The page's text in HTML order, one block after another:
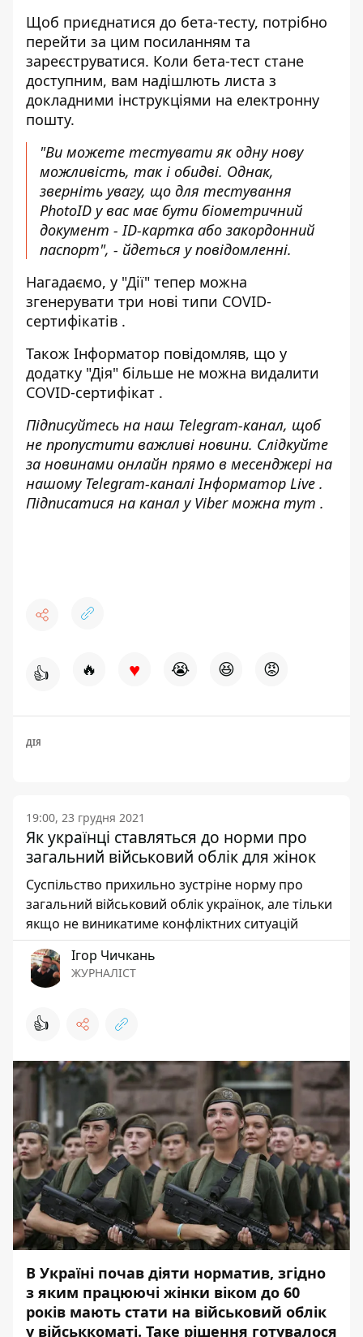
Щоб приєднатися до бета-тесту, потрібно
перейти за цим посиланням та
зареєструватися. Коли бета-тест стане
доступним, вам надішлють листа з
докладними інструкціями на електронну
пошту.
"Ви можете тестувати як одну нову
можливість, так і обидві. Однак,
зверніть увагу, що для тестування
PhotoID у вас має бути біометричний
документ - ID-картка або закордонний
паспорт", - йдеться у повідомленні.
Нагадаємо, у "Дії" тепер можна
згенерувати три нові типи COVID-
сертифікатів .
Також Інформатор повідомляв, що у
додатку "Дія" більше не можна видалити
COVID-сертифікат .
Підписуйтесь на наш Telegram-канал, щоб
не пропустити важливі новини. Слідкуйте
за новинами онлайн прямо в месенджері на
нашому Telegram-каналіІнформатор Live .
Підписатися на канал у Viber можна тут .
👍 🔥 ♥ 😭 😆 😡
ДІЯ
19:00, 23 грудня 2021
Як українці ставляться до норми про
загальний військовий облік для жінок
Суспільство прихильно зустріне норму про
загальний військовий облік українок, але тільки
якщо не виникатиме конфліктних ситуацій
Ігор Чичкань
ЖУРНАЛІСТ
👍
В Україні почав діяти норматив, згідно
з яким працюючі жінки віком до 60
років мають стати на військовий облік
у військкоматі. Таке рішення готувалося